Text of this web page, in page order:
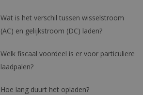
Wat is het verschil tussen wisselstroom
(AC) en gelijkstroom (DC) laden?
Welk fiscaal voordeel is er voor particuliere
laadpalen?
Hoe lang duurt het opladen?